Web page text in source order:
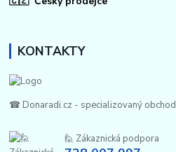
KONTAKTY
☎ Donaradi.cz - specializovaný obchod
🙋 Zákaznická podpora